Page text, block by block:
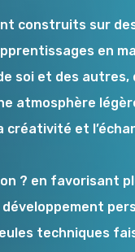
construits sur
en
soi et des autres,
atmosphère
créativité et
? en favorisant
techniques